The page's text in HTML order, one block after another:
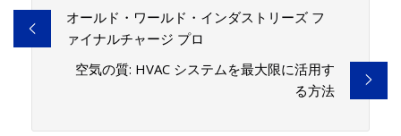
オールド・ワールド・インダストリーズ フ
ァイナルチャージ プロ
空気の質: HVAC システムを最大限に活用す
る方法